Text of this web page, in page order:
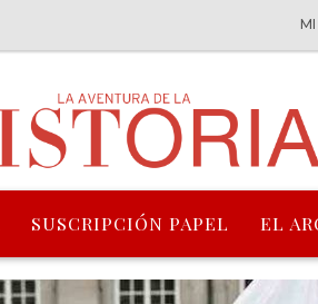
SUSCRIPCIÓN PAPEL EL